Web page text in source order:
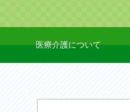
医療介護について